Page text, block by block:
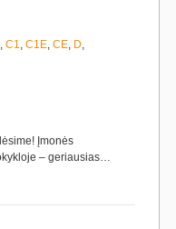
, C1, C1E, CE, D,
Įmonės
– geriausias…